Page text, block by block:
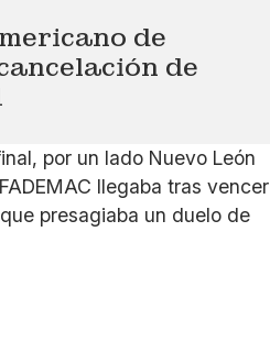
de
de
por un lado Nuevo León
llegaba tras vencer
presagiaba un duelo de